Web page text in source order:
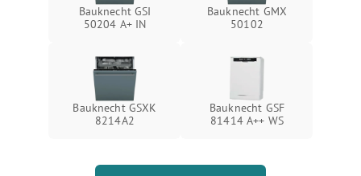
Bauknecht GSI
50204 A+ IN
Bauknecht GMX
50102
Bauknecht GSXK
8214A2
Bauknecht GSF
81414 A++ WS